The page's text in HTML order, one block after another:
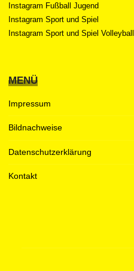
Instagram Fußball Jugend
Instagram Sport und Spiel
Instagram Sport und Spiel Volleyball
MENÜ
Impressum
Bildnachweise
Datenschutzerklärung
Kontakt